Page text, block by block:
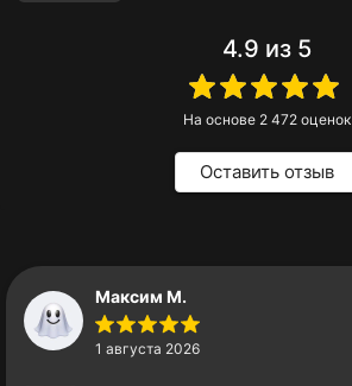
4.9 из 5
На основе 2 472оценок
Оставить отзыв
Максим М.
1 августа 2026